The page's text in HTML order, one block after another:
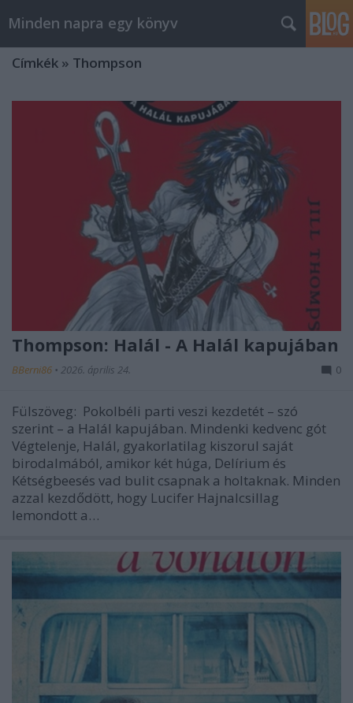
Minden napra egy könyv
Címkék » Thompson
Thompson: Halál - A Halál kapujában
BBerni86 • 2026. április 24. 0
Fülszöveg: Pokolbéli parti veszi kezdetét – szó
szerint – a Halál kapujában. Mindenki kedvenc gót
Végtelenje, Halál, gyakorlatilag kiszorul saját
birodalmából, amikor két húga, Delírium és
Kétségbeesés vad bulit csapnak a holtaknak. Minden
azzal kezdődött, hogy Lucifer Hajnalcsillag
lemondott a…